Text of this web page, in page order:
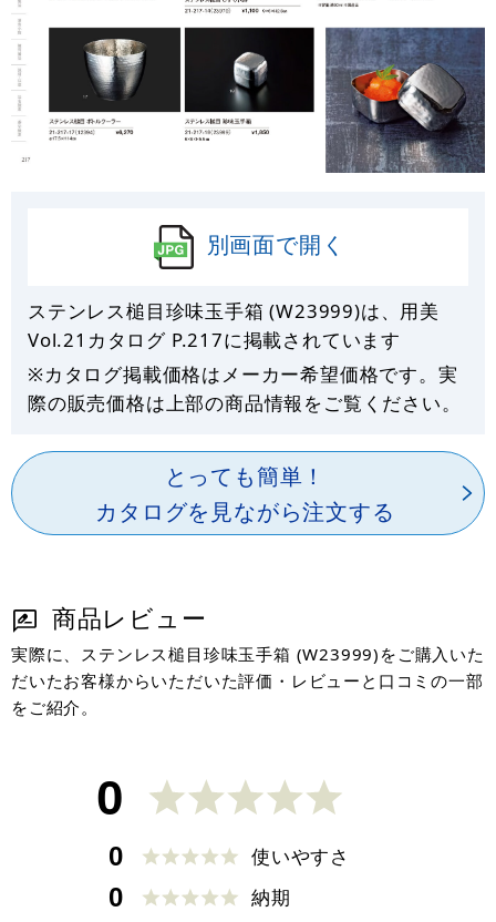
別画面で開く
ステンレス槌目珍味玉手箱 (W23999)は、用美
Vol.21カタログ P.217に掲載されています
※カタログ掲載価格はメーカー希望価格です。実
際の販売価格は上部の商品情報をご覧ください。
とっても簡単！
カタログを見ながら注文する
商品レビュー
実際に、ステンレス槌目珍味玉手箱 (W23999)をご購入いた
だいたお客様からいただいた評価・レビューと口コミの一部
をご紹介。
0
0 使いやすさ
0 納期